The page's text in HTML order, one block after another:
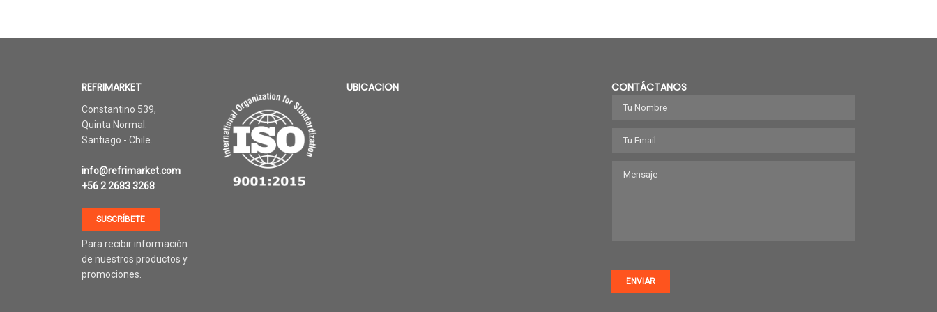
VER PRODUCTOS
REFRIMARKET
Constantino 539,
Quinta Normal.
Santiago - Chile.
info@refrimarket.com
+56 2 2683 3268
SUSCRÍBETE
Para recibir información
de nuestros productos y
promociones.
UBICACION CONTÁCTANOS
ENVIAR